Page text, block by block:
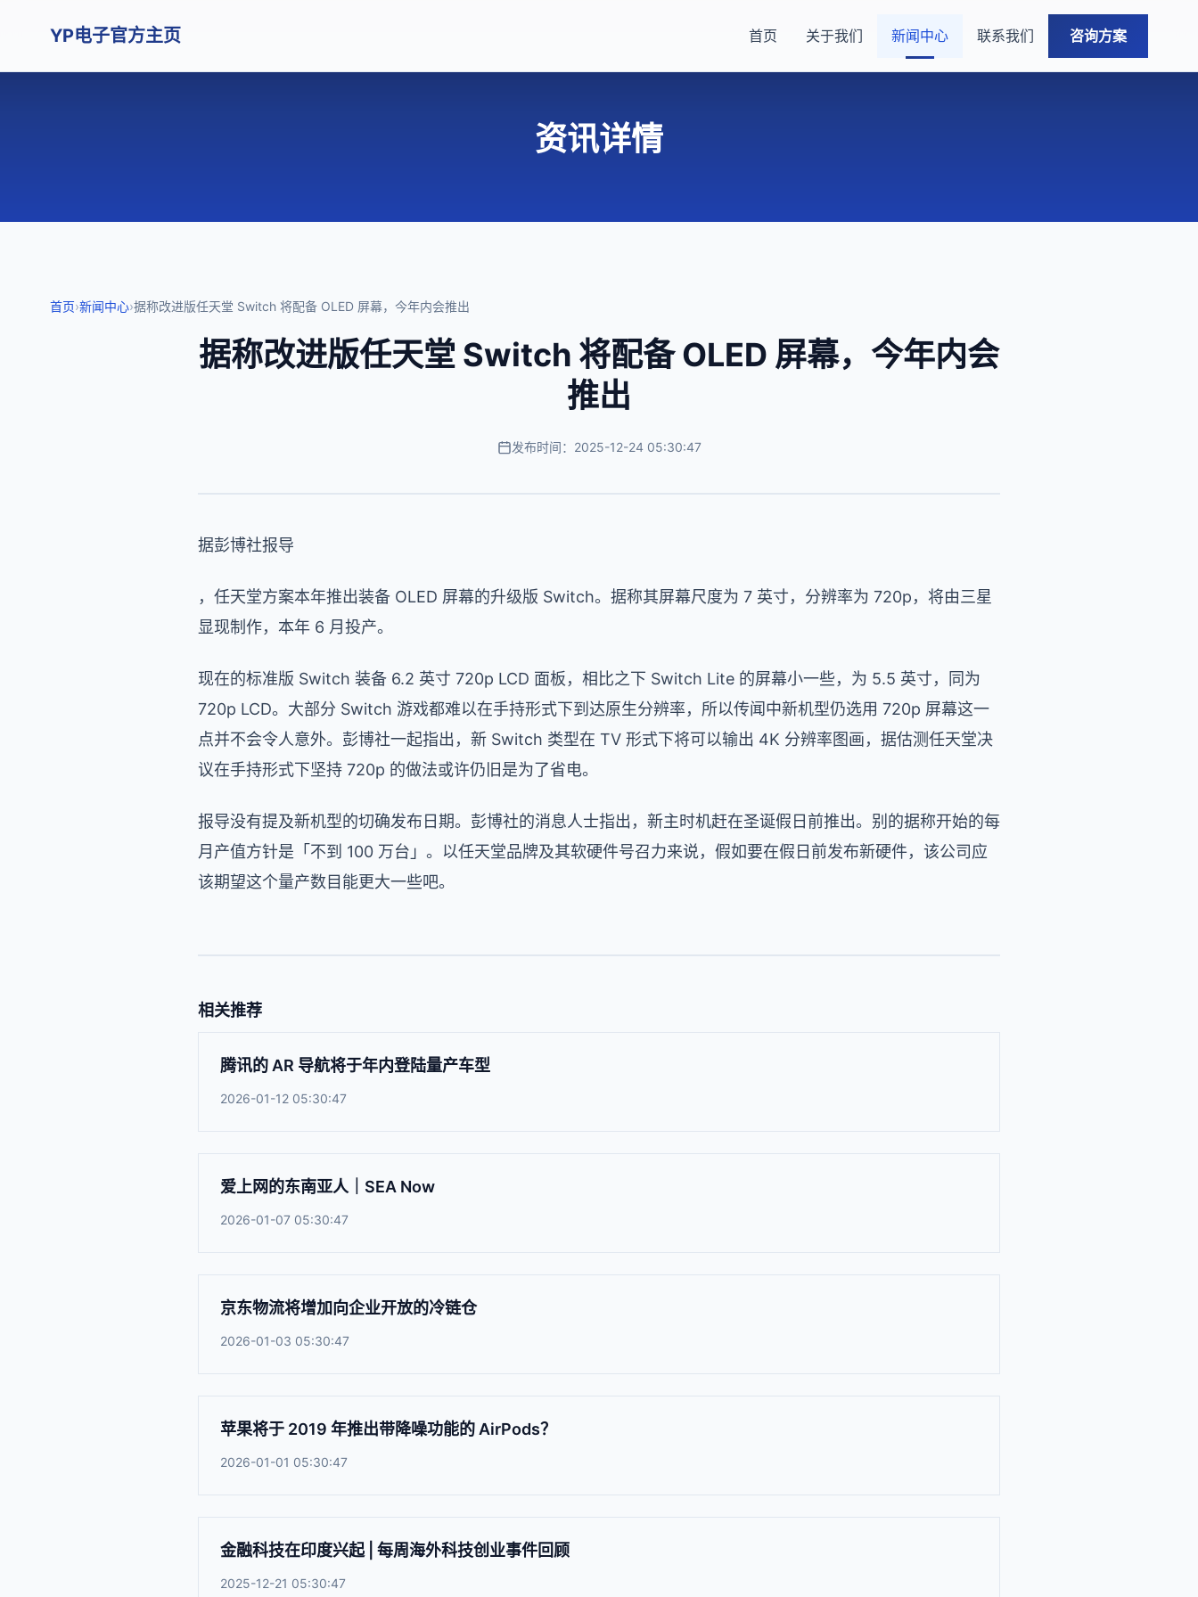
YP电子官方主页 首页 关于我们 新闻中心 联系我们 咨询方案
资讯详情
首页›新闻中心›据称改进版任天堂 Switch 将配备 OLED 屏幕，今年内会推出
据称改进版任天堂 Switch 将配备 OLED 屏幕，今年内会
推出
发布时间：2025-12-24 05:30:47
据彭博社报导
，任天堂方案本年推出装备 OLED 屏幕的升级版 Switch。据称其屏幕尺度为 7 英寸，分辨率为 720p，将由三星
显现制作，本年 6 月投产。
现在的标准版 Switch 装备 6.2 英寸 720p LCD 面板，相比之下 Switch Lite 的屏幕小一些，为 5.5 英寸，同为
720p LCD。大部分 Switch 游戏都难以在手持形式下到达原生分辨率，所以传闻中新机型仍选用 720p 屏幕这一
点并不会令人意外。彭博社一起指出，新 Switch 类型在 TV 形式下将可以输出 4K 分辨率图画，据估测任天堂决
议在手持形式下坚持 720p 的做法或许仍旧是为了省电。
报导没有提及新机型的切确发布日期。彭博社的消息人士指出，新主时机赶在圣诞假日前推出。别的据称开始的每
月产值方针是「不到 100 万台」。以任天堂品牌及其软硬件号召力来说，假如要在假日前发布新硬件，该公司应
该期望这个量产数目能更大一些吧。
相关推荐
腾讯的 AR 导航将于年内登陆量产车型
2026-01-12 05:30:47
爱上网的东南亚人｜SEA Now
2026-01-07 05:30:47
京东物流将增加向企业开放的冷链仓
2026-01-03 05:30:47
苹果将于 2019 年推出带降噪功能的 AirPods？
2026-01-01 05:30:47
金融科技在印度兴起 | 每周海外科技创业事件回顾
2025-12-21 05:30:47